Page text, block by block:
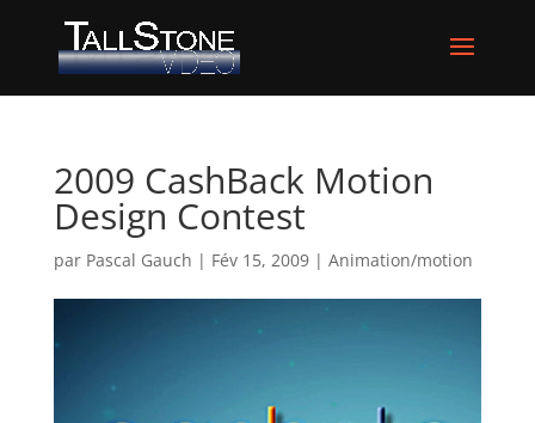
2009 CashBack Motion
Design Contest
par Pascal Gauch | Fév 15, 2009| Animation/motion